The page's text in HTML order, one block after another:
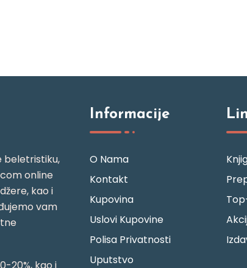
beletristiku,
online
kao i
vam
Informacije
O Nama
Kontakt
Kupovina
Uslovi Kupovine
Polisa Privatnosti
Uputstvo